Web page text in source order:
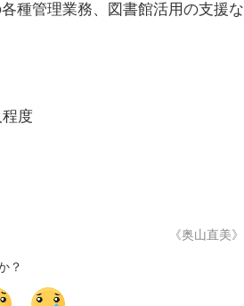
種管理業務、図書館活用の支援な
度
《奥山直美》
？